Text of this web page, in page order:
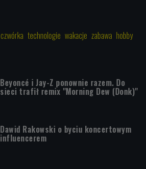
czwórka technologie wakacje zabawa hobby
Beyoncé i Jay-Z ponownie razem. Do
sieci trafił remix "Morning Dew (Donk)"
Dawid Rakowski o byciu koncertowym
influencerem